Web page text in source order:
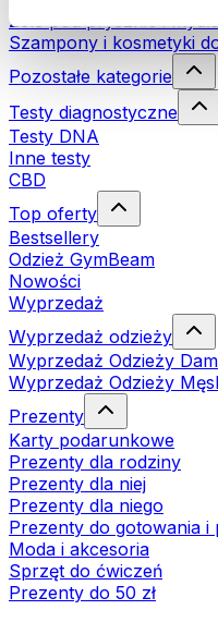
Żele pod prysznic i
Szampony i kosmetyki
Pozostałe kategorie
Testy diagnostyczne
Testy DNA
Inne testy
CBD
Top oferty
Bestsellery
Odzież GymBeam
Nowości
Wyprzedaż
Wyprzedaż odzieży
Wyprzedaż Odzieży
Wyprzedaż Odzieży
Prezenty
Karty podarunkowe
Prezenty dla rodziny
Prezenty dla niej
Prezenty dla niego
Prezenty do gotowania i
Moda i akcesoria
Sprzęt do ćwiczeń
Prezenty do 50 zł